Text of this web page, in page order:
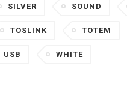
SILVER SOUND
TOSLINK TOTEM
USB WHITE